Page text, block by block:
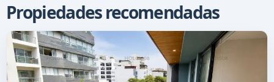
Propiedades recomendadas